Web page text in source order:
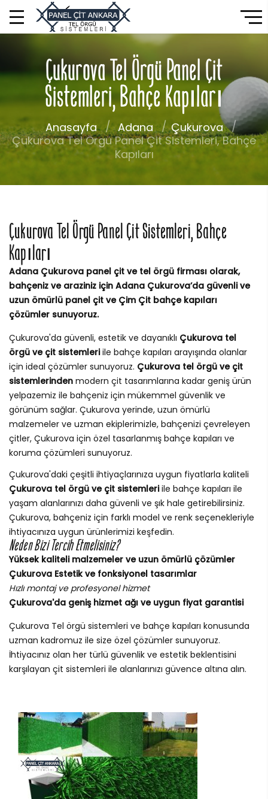
Çukurova Tel Örgü Panel Çit
Sistemleri, Bahçe Kapıları
Anasayfa Adana
Çukurova
Çukurova Tel Örgü Panel Çit Sistemleri, Bahçe
Kapıları
Çukurova Tel Örgü Panel Çit Sistemleri, Bahçe
Kapıları
Adana Çukurova panel çit ve tel örgü firması olarak,
bahçeniz ve araziniz için Adana Çukurova’da güvenli ve
uzun ömürlü panel çit ve Çim Çit bahçe kapıları
çözümler sunuyoruz.
Çukurova'da güvenli, estetik ve dayanıklı Çukurova tel
örgü ve çit sistemleriile bahçe kapıları arayışında olanlar
için ideal çözümler sunuyoruz. Çukurova tel örgü ve çit
sistemlerinden modern çit tasarımlarına kadar geniş ürün
yelpazemiz ile bahçeniz için mükemmel güvenlik ve
görünüm sağlar. Çukurova yerinde, uzun ömürlü
malzemeler ve uzman ekiplerimizle, bahçenizi çevreleyen
çitler, Çukurova için özel tasarlanmış bahçe kapıları ve
koruma çözümleri sunuyoruz.
Çukurova'daki çeşitli ihtiyaçlarınıza uygun fiyatlarla kaliteli
Çukurova tel örgü ve çit sistemleriile bahçe kapıları ile
yaşam alanlarınızı daha güvenli ve şık hale getirebilirsiniz.
Çukurova, bahçeniz için farklı model ve renk seçenekleriyle
ihtiyacınıza uygun ürünlerimizi keşfedin.
Neden Bizi Tercih Etmelisiniz?
Yüksek kaliteli malzemeler ve uzun ömürlü çözümler
Çukurova Estetik ve fonksiyonel tasarımlar
Hızlı montaj ve profesyonel hizmet
Çukurova'da geniş hizmet ağı ve uygun fiyat garantisi
Çukurova Tel örgü sistemleri ve bahçe kapıları konusunda
uzman kadromuz ile size özel çözümler sunuyoruz.
İhtiyacınız olan her türlü güvenlik ve estetik beklentisini
karşılayan çit sistemleri ile alanlarınızı güvence altına alın.